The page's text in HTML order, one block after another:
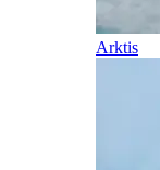
Arktis